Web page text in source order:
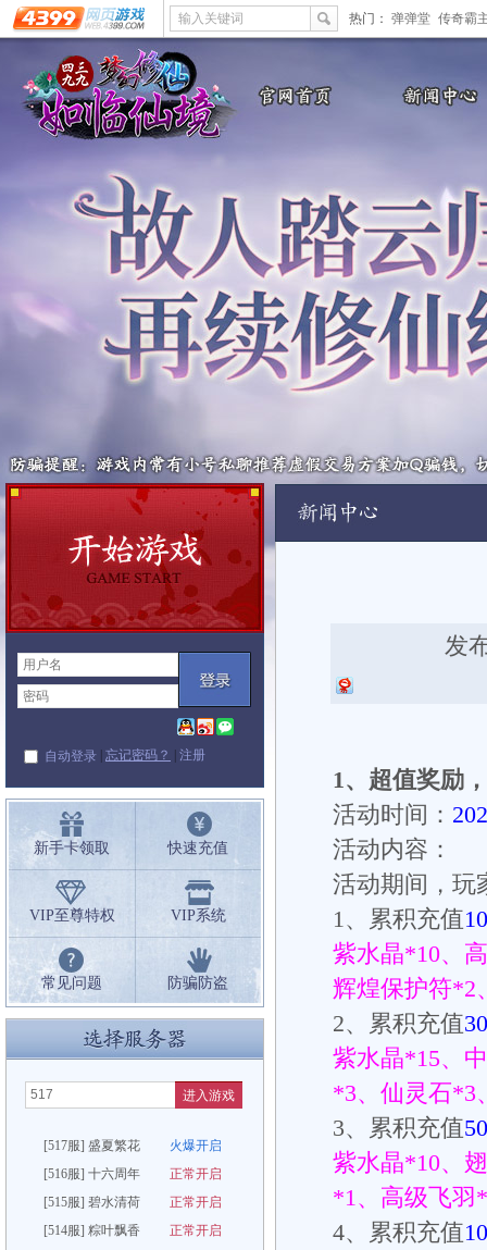
输入关键词 热门： 弹弹堂 传奇霸
自动登录 | 忘记密码？ | 注册
新手卡领取 快速充值
VIP至尊特权 VIP系统
常见问题 防骗防盗
进入游戏
[517服] 盛夏繁花
火爆开启
[516服] 十六周年
正常开启
[515服] 碧水清荷
正常开启
[514服] 粽叶飘香
正常开启
动
发
1、超值奖励
活动时间：
活动内容：
活动期间，玩
1、累积充值
紫水晶*10、
辉煌保护符*2
2、累积充值
紫水晶*15、
*3、仙灵石*3
3、累积充值
紫水晶*10、
*1、高级飞羽
4、累积充值